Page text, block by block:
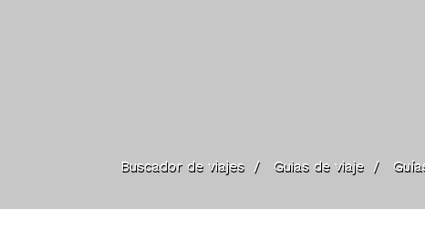
Buscador de viajes / Guias de viaje /